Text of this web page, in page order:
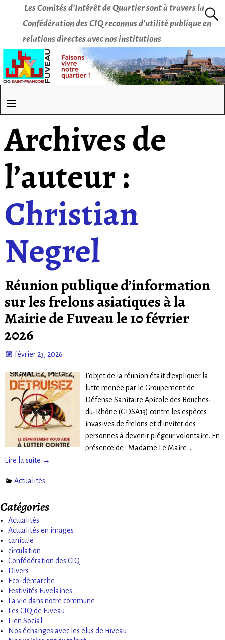
Les Comités d’Intérêt de Quartier sont à travers la
Confédération des CIQ reconnus d’utilité publique en
relations directes avec nos institutions
Archives de
l’auteur :
Christian
Negrel
Réunion publique d’information
sur les frelons asiatiques à la
Mairie de Fuveau le 10 février
2026
février 23, 2026
L’objet de la réunion était d’expliquer la
lutte menée par le Groupement de
Défense Sanitaire Apicole des Bouches-
du-Rhône (GDSA13) contre les espèces
invasives de frelons et d’inviter des
personnes à devenir piégeur volontaire. En
présence de : Madame Le Maire …
Lire la suite →
Actualités
Catégories
Actualités
Actualités en images
canicule
circulation
Confédération des CIQ
Divers
Eco-démarche
Festivités Fuvelaines
La vie dans notre commune
Les CIQ de Fuveau
Lien Social
Nos échanges avec les élus de Fuveau